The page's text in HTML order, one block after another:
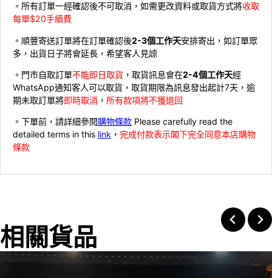
。所有訂單一經確認後不可取消，如需更改資料或取貨方式將收取
每單$20手續費
。順豐寄送訂單將在訂單確認後2-3個工作天安排寄出，如訂單眾
多，出貨日子將會延長，希望客人見諒
。門市自取訂單不能即日取貨 ，取貨訊息會在2-4個工作天經
WhatsApp通知客人可以取貨，取貨期限為訊息發出起計7天，逾
期未取訂單將即時取消 ， 所有款項將不獲退回
。下單前，請詳細參閱購物條款 Please carefully read the
detailed terms in this link ， 完成付款表示閣下完全同意本店購物
條款
相關貨品